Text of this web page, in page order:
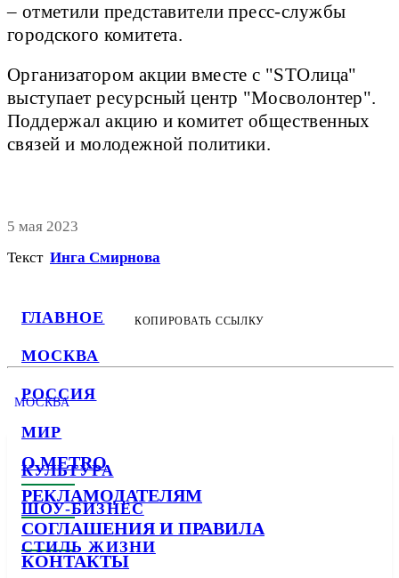
ГЛАВНОЕ
МОСКВА
РОССИЯ
МИР
КУЛЬТУРА
ШОУ-БИЗНЕС
СТИЛЬ ЖИЗНИ
– отметили представители пресс-службы
городского комитета.
Организатором акции вместе с "STOлица"
выступает ресурсный центр "Мосволонтер".
Поддержал акцию и комитет общественных
связей и молодежной политики.
5 мая 2023
Текст Инга Смирнова
КОПИРОВАТЬ ССЫЛКУ
МОСКВА
О METRO
РЕКЛАМОДАТЕЛЯМ
СОГЛАШЕНИЯ И ПРАВИЛА
КОНТАКТЫ